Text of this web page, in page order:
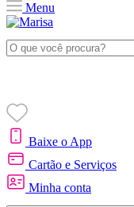
Menu
Baixe o App
Cartão e Serviços
Minha conta